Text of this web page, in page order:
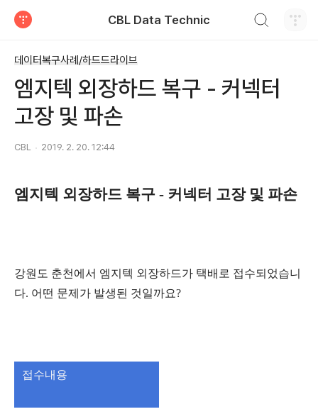
CBL Data Technic
데이터복구사례/하드드라이브
엠지텍 외장하드 복구 - 커넥터
고장 및 파손
CBL 2019. 2. 20. 12:44
엠지텍 외장하드 복구 - 커넥터 고장 및 파손
강원도 춘천에서 엠지텍 외장하드가 택배로 접수되었습니
다. 어떤 문제가 발생된 것일까요?
접수내용